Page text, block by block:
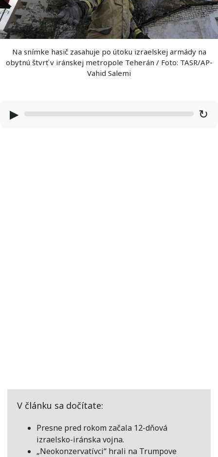
Na snímke hasič zasahuje po útoku izraelskej armády na
obytnú štvrť v iránskej metropole Teherán / Foto: TASR/AP-
Vahid Salemi
▶ ↻
V článku sa dočítate:
Presne pred rokom začala 12-dňová
izraelsko-iránska vojna.
„Neokonzervatívci“ hrali na Trumpove